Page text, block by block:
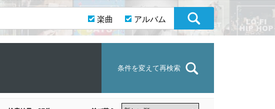
楽曲 アルバム
条件を変えて再検索